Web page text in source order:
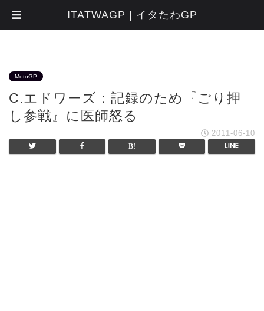
MotoGP
C.エドワーズ：記録のため『ごり押
し参戦』に医師怒る
2011-06-10
ITATWAGP | イタたわGP